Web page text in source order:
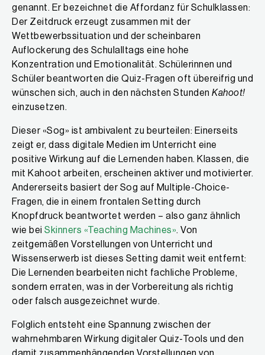
genannt. Er bezeichnet die Affordanz für Schulklassen:
Der Zeitdruck erzeugt zusammen mit der
Wettbewerbssituation und der scheinbaren
Auflockerung des Schulalltags eine hohe
Konzentration und Emotionalität. Schülerinnen und
Schüler beantworten die Quiz-Fragen oft übereifrig und
wünschen sich, auch in den nächsten Stunden Kahoot!
einzusetzen.
Dieser «Sog» ist ambivalent zu beurteilen: Einerseits
zeigt er, dass digitale Medien im Unterricht eine
positive Wirkung auf die Lernenden haben. Klassen, die
mit Kahoot arbeiten, erscheinen aktiver und motivierter.
Andererseits basiert der Sog auf Multiple-Choice-
Fragen, die in einem frontalen Setting durch
Knopfdruck beantwortet werden – also ganz ähnlich
wie bei Skinners «Teaching Machines». Von
zeitgemäßen Vorstellungen von Unterricht und
Wissenserwerb ist dieses Setting damit weit entfernt:
Die Lernenden bearbeiten nicht fachliche Probleme,
sondern erraten, was in der Vorbereitung als richtig
oder falsch ausgezeichnet wurde.
Folglich entsteht eine Spannung zwischen der
wahrnehmbaren Wirkung digitaler Quiz-Tools und den